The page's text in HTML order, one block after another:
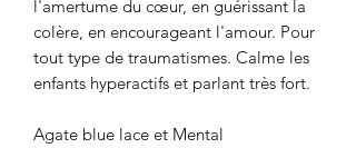
l'amertume du cœur, en guérissant la
colère, en encourageant l'amour. Pour
tout type de traumatismes. Calme les
enfants hyperactifs et parlant très fort.
Agate blue lace et Mental